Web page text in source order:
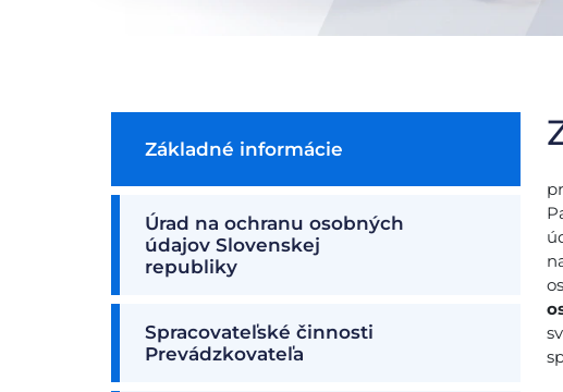
Základné informácie
Úrad na ochranu osobných
údajov Slovenskej
republiky
Spracovateľské činnosti
Prevádzkovateľa